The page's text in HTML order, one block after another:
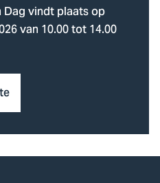
vindt plaats op
van 10.00 tot 14.00